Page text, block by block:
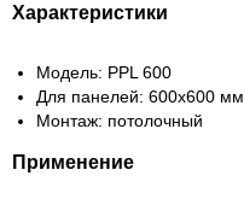
Характеристики
Модель: PPL 600
Для панелей: 600x600 мм
Монтаж: потолочный
Применение